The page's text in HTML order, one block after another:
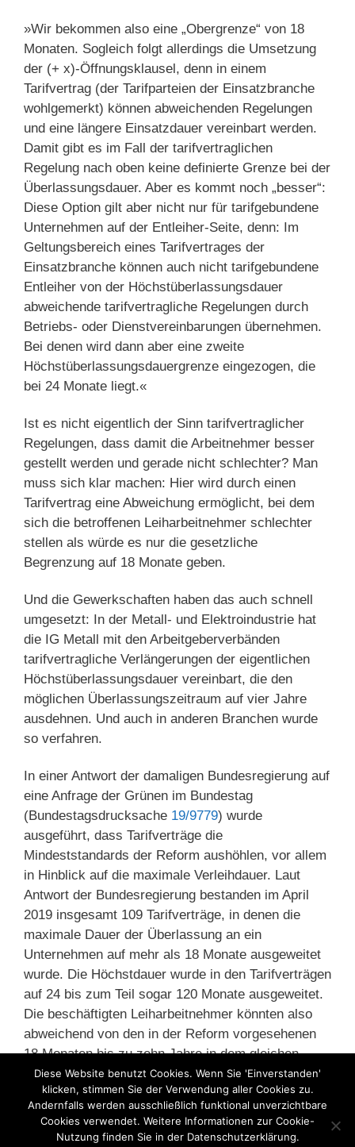
»Wir bekommen also eine „Obergrenze“ von 18
Monaten. Sogleich folgt allerdings die Umsetzung
der (+ x)-Öffnungsklausel, denn in einem
Tarifvertrag (der Tarifparteien der Einsatzbranche
wohlgemerkt) können abweichenden Regelungen
und eine längere Einsatzdauer vereinbart werden.
Damit gibt es im Fall der tarifvertraglichen
Regelung nach oben keine definierte Grenze bei der
Überlassungsdauer. Aber es kommt noch „besser“:
Diese Option gilt aber nicht nur für tarifgebundene
Unternehmen auf der Entleiher-Seite, denn: Im
Geltungsbereich eines Tarifvertrages der
Einsatzbranche können auch nicht tarifgebundene
Entleiher von der Höchstüberlassungsdauer
abweichende tarifvertragliche Regelungen durch
Betriebs- oder Dienstvereinbarungen übernehmen.
Bei denen wird dann aber eine zweite
Höchstüberlassungsdauergrenze eingezogen, die
bei 24 Monate liegt.«
Ist es nicht eigentlich der Sinn tarifvertraglicher
Regelungen, dass damit die Arbeitnehmer besser
gestellt werden und gerade nicht schlechter? Man
muss sich klar machen: Hier wird durch einen
Tarifvertrag eine Abweichung ermöglicht, bei dem
sich die betroffenen Leiharbeitnehmer schlechter
stellen als würde es nur die gesetzliche
Begrenzung auf 18 Monate geben.
Und die Gewerkschaften haben das auch schnell
umgesetzt: In der Metall- und Elektroindustrie hat
die IG Metall mit den Arbeitgeberverbänden
tarifvertragliche Verlängerungen der eigentlichen
Höchstüberlassungsdauer vereinbart, die den
möglichen Überlassungszeitraum auf vier Jahre
ausdehnen. Und auch in anderen Branchen wurde
so verfahren.
In einer Antwort der damaligen Bundesregierung auf
eine Anfrage der Grünen im Bundestag
(Bundestagsdrucksache 19/9779) wurde
ausgeführt, dass Tarifverträge die
Mindeststandards der Reform aushöhlen, vor allem
in Hinblick auf die maximale Verleihdauer. Laut
Antwort der Bundesregierung bestanden im April
2019 insgesamt 109 Tarifverträge, in denen die
maximale Dauer der Überlassung an ein
Unternehmen auf mehr als 18 Monate ausgeweitet
wurde. Die Höchstdauer wurde in den Tarifverträgen
auf 24 bis zum Teil sogar 120 Monate ausgeweitet.
Die beschäftigten Leiharbeitnehmer könnten also
abweichend von den in der Reform vorgesehenen
18 Monaten bis zu zehn Jahre in dem gleichen
Betrieb eingesetzt werden.
Kategorien
Arbeitsmarkt,EuGH,Gewerkschaften,
Diese Website benutzt Cookies. Wenn Sie 'Einverstanden'
klicken, stimmen Sie der Verwendung aller Cookies zu.
Andernfalls werden ausschließlich funktional unverzichtbare
Cookies verwendet. Weitere Informationen zur Cookie-
Nutzung finden Sie in der Datenschutzerklärung.